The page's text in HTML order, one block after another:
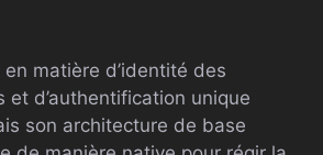
matière d’identité des
et d’authentification unique
son architecture de base